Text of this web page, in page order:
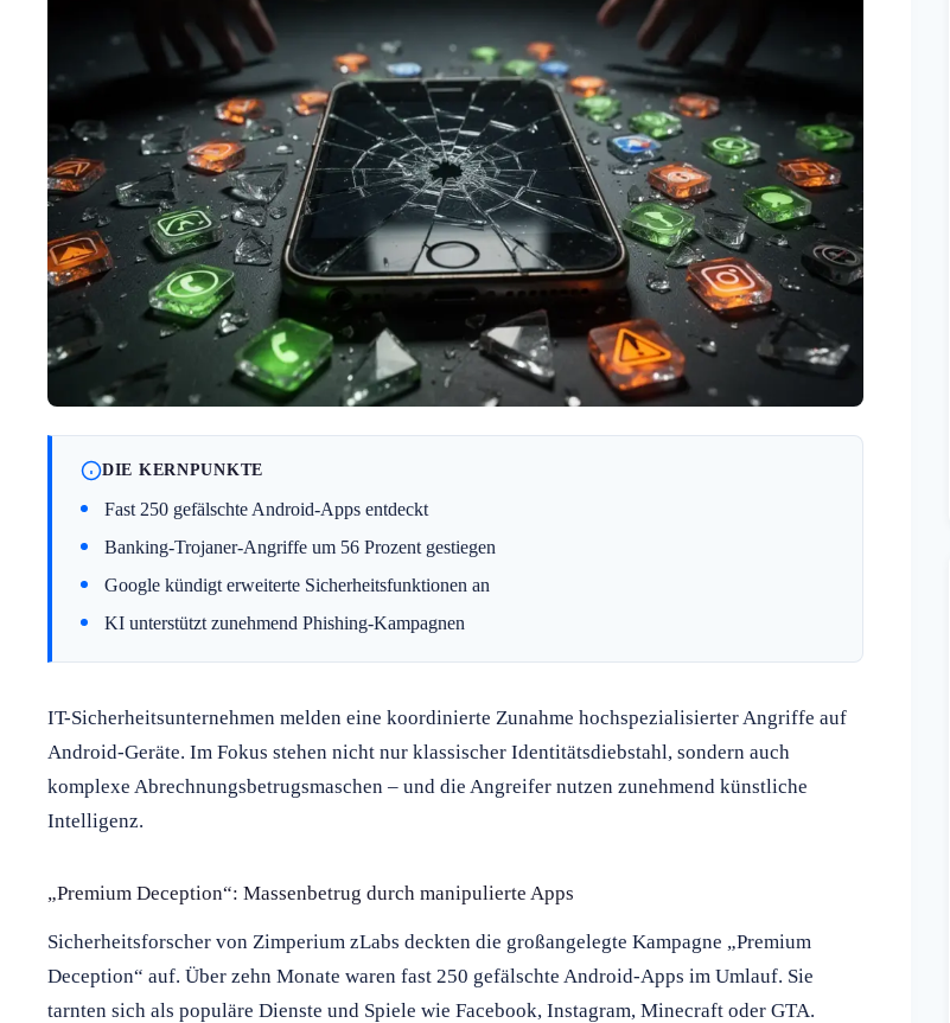
DIE KERNPUNKTE
Fast 250 gefälschte Android-Apps entdeckt
Banking-Trojaner-Angriffe um 56 Prozent gestiegen
Google kündigt erweiterte Sicherheitsfunktionen an
KI unterstützt zunehmend Phishing-Kampagnen
IT-Sicherheitsunternehmen melden eine koordinierte Zunahme hochspezialisierter Angriffe auf
Android-Geräte. Im Fokus stehen nicht nur klassischer Identitätsdiebstahl, sondern auch
komplexe Abrechnungsbetrugsmaschen – und die Angreifer nutzen zunehmend künstliche
Intelligenz.
„Premium Deception“: Massenbetrug durch manipulierte Apps
Sicherheitsforscher von Zimperium zLabs deckten die großangelegte Kampagne „Premium
Deception“ auf. Über zehn Monate waren fast 250 gefälschte Android-Apps im Umlauf. Sie
tarnten sich als populäre Dienste und Spiele wie Facebook, Instagram, Minecraft oder GTA.